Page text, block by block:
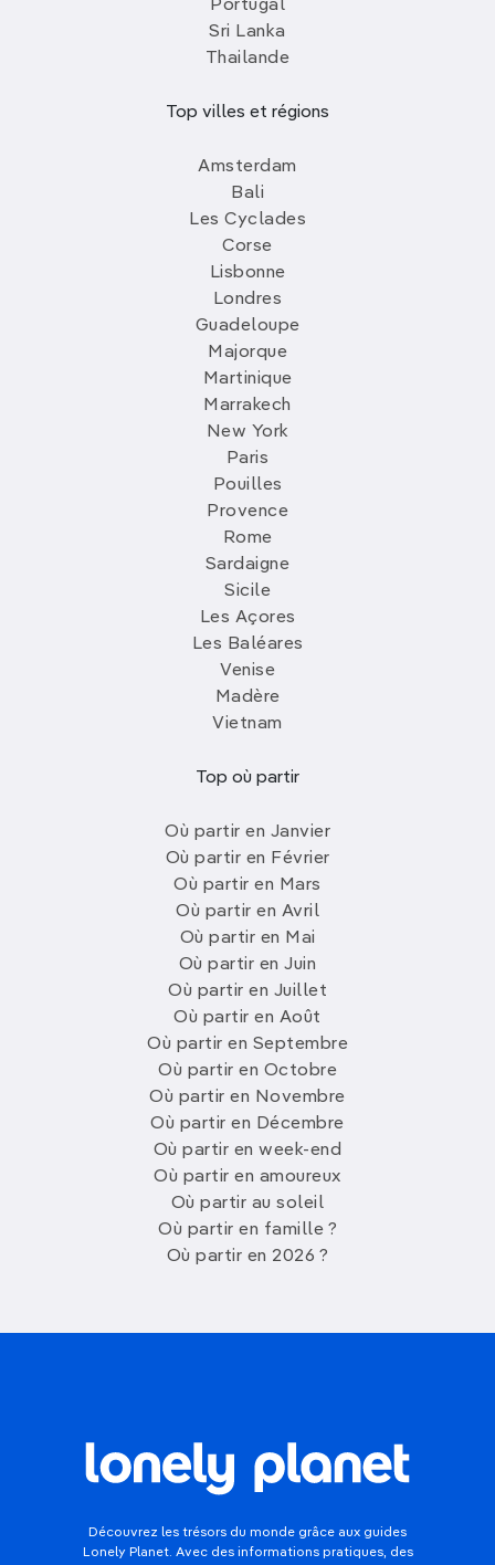
Portugal
Sri Lanka
Thailande
Top villes et régions
Amsterdam
Bali
Les Cyclades
Corse
Lisbonne
Londres
Guadeloupe
Majorque
Martinique
Marrakech
New York
Paris
Pouilles
Provence
Rome
Sardaigne
Sicile
Les Açores
Les Baléares
Venise
Madère
Vietnam
Top où partir
Où partir en Janvier
Où partir en Février
Où partir en Mars
Où partir en Avril
Où partir en Mai
Où partir en Juin
Où partir en Juillet
Où partir en Août
Où partir en Septembre
Où partir en Octobre
Où partir en Novembre
Où partir en Décembre
Où partir en week-end
Où partir en amoureux
Où partir au soleil
Où partir en famille ?
Où partir en 2026 ?
Découvrez les trésors du monde grâce aux guides
Lonely Planet. Avec des informations pratiques, des